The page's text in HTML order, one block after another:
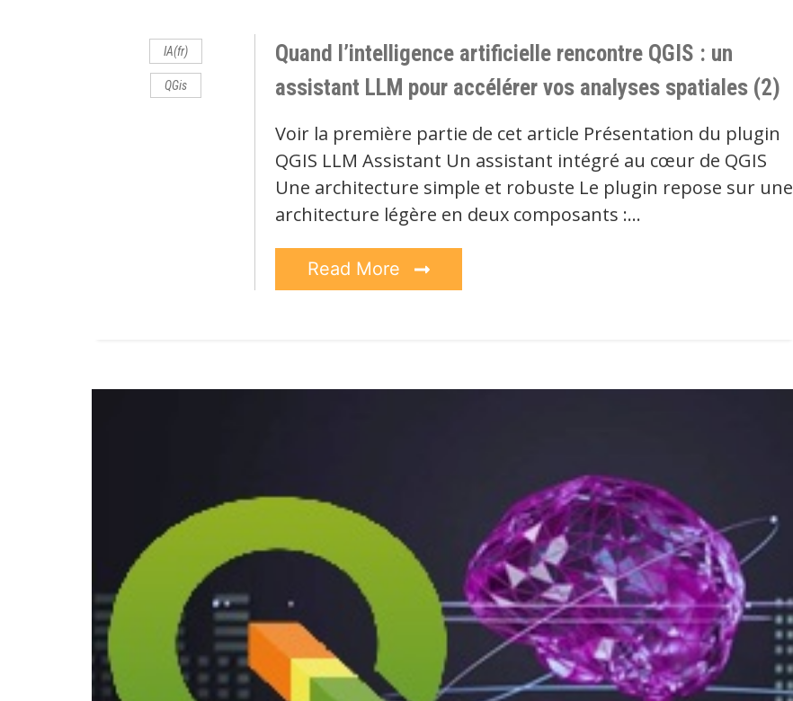
IA(fr)
QGis
Quand l’intelligence artificielle rencontre QGIS : un
assistant LLM pour accélérer vos analyses spatiales (2)
Voir la première partie de cet article Présentation du plugin
QGIS LLM Assistant Un assistant intégré au cœur de QGIS
Une architecture simple et robuste Le plugin repose sur une
architecture légère en deux composants :…
Read More